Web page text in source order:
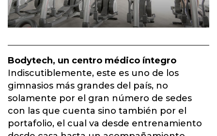
Bodytech, un centro médico íntegro
Indiscutiblemente, este es uno de los
gimnasios más grandes del país, no
solamente por el gran número de sedes
con las que cuenta sino también por el
portafolio, el cual va desde entrenamiento